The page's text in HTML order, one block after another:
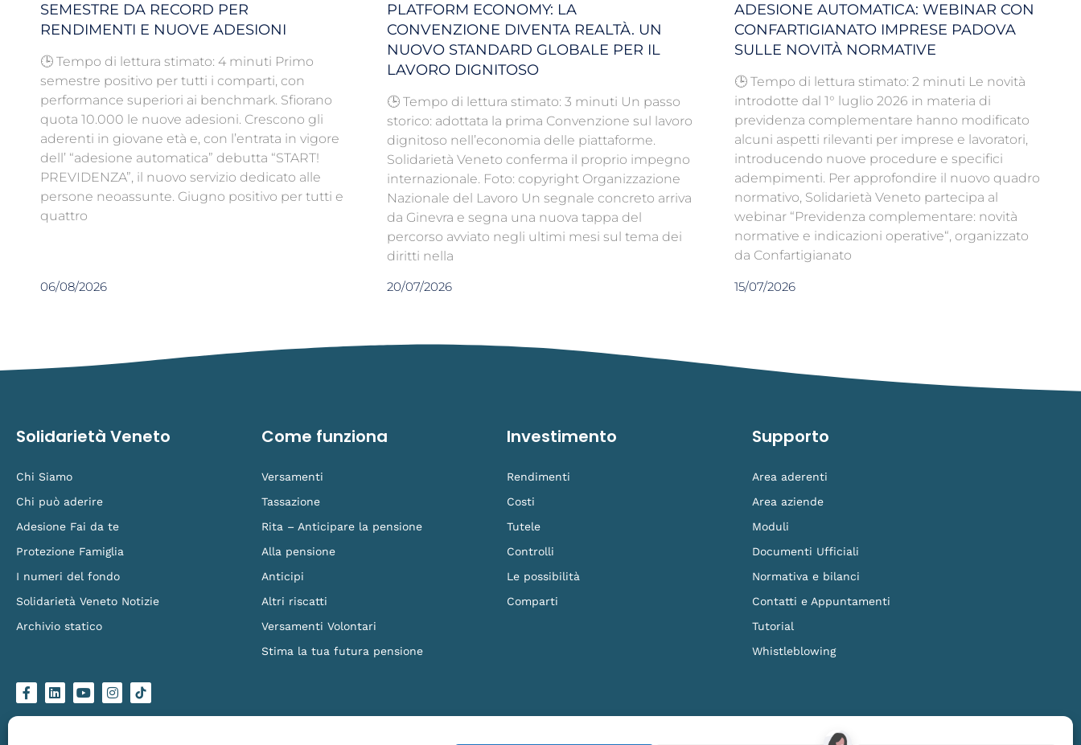
SEMESTRE DA RECORD PER
RENDIMENTI E NUOVE ADESIONI
🕒 Tempo di lettura stimato: 4 minuti Primo
semestre positivo per tutti i comparti, con
performance superiori ai benchmark. Sfiorano
quota 10.000 le nuove adesioni. Crescono gli
aderenti in giovane età e, con l’entrata in vigore
dell’ “adesione automatica” debutta “START!
PREVIDENZA”, il nuovo servizio dedicato alle
persone neoassunte. Giugno positivo per tutti e
quattro
06/08/2026
PLATFORM ECONOMY: LA
CONVENZIONE DIVENTA REALTÀ. UN
NUOVO STANDARD GLOBALE PER IL
LAVORO DIGNITOSO
🕒 Tempo di lettura stimato: 3 minuti Un passo
storico: adottata la prima Convenzione sul lavoro
dignitoso nell’economia delle piattaforme.
Solidarietà Veneto conferma il proprio impegno
internazionale. Foto: copyright Organizzazione
Nazionale del Lavoro Un segnale concreto arriva
da Ginevra e segna una nuova tappa del
percorso avviato negli ultimi mesi sul tema dei
diritti nella
20/07/2026
ADESIONE AUTOMATICA: WEBINAR CON
CONFARTIGIANATO IMPRESE PADOVA
SULLE NOVITÀ NORMATIVE
🕒 Tempo di lettura stimato: 2 minuti Le novità
introdotte dal 1° luglio 2026 in materia di
previdenza complementare hanno modificato
alcuni aspetti rilevanti per imprese e lavoratori,
introducendo nuove procedure e specifici
adempimenti. Per approfondire il nuovo quadro
normativo, Solidarietà Veneto partecipa al
webinar “Previdenza complementare: novità
normative e indicazioni operative“, organizzato
da Confartigianato
15/07/2026
Solidarietà Veneto
Chi Siamo
Chi può aderire
Adesione Fai da te
Protezione Famiglia
I numeri del fondo
Solidarietà Veneto Notizie
Archivio statico
c
e
b
n
k
e
u
t
u
s
t
a
g
o
-
Come funziona
Versamenti
Tassazione
Rita – Anticipare la pensione
Alla pensione
Anticipi
Altri riscatti
Versamenti Volontari
Stima la tua futura pensione
Investimento
Rendimenti
Costi
Tutele
Controlli
Le possibilità
Comparti
Supporto
Area aderenti
Area aziende
Moduli
Documenti Ufficiali
Normativa e bilanci
Contatti e Appuntamenti
Tutorial
Whistleblowing